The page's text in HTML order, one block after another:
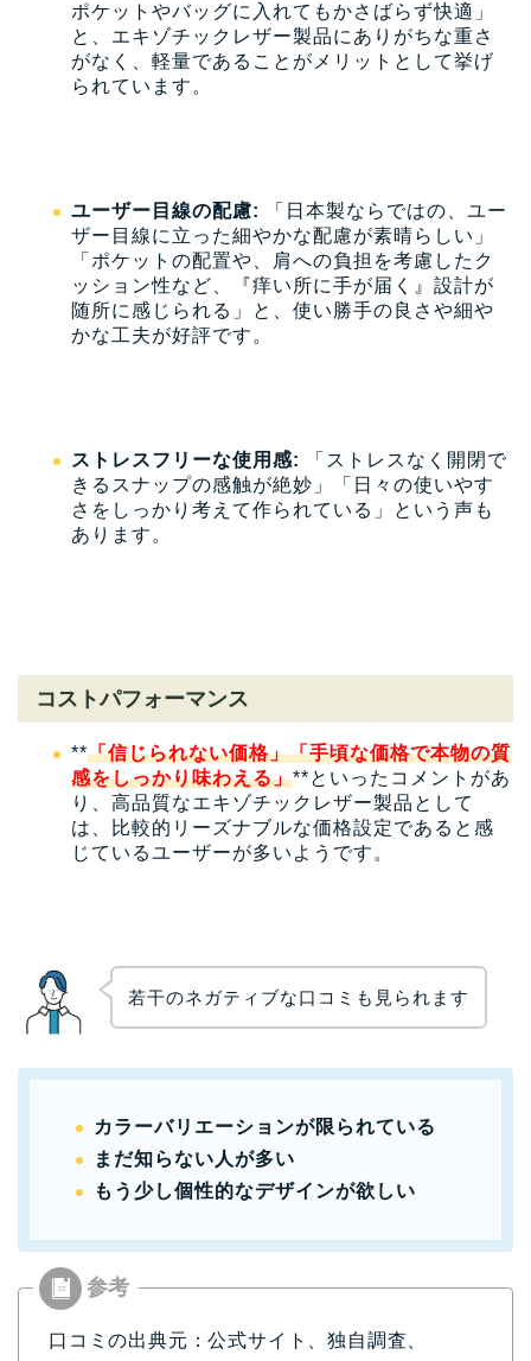
ポケットやバッグに入れてもかさばらず快適」
と、エキゾチックレザー製品にありがちな重さ
がなく、軽量であることがメリットとして挙げ
られています。
ユーザー目線の配慮:
「日本製ならではの、ユー
ザー目線に立った細やかな配慮が素晴らしい」
「ポケットの配置や、肩への負担を考慮したク
ッション性など、『痒い所に手が届く』設計が
随所に感じられる」と、使い勝手の良さや細や
かな工夫が好評です。
ストレスフリーな使用感:
「ストレスなく開閉で
きるスナップの感触が絶妙」「日々の使いやす
さをしっかり考えて作られている」という声も
あります。
コストパフォーマンス
**「信じられない価格」「手頃な価格で本物の質
感をしっかり味わえる」**といったコメントがあ
り、高品質なエキゾチックレザー製品として
は、比較的リーズナブルな価格設定であると感
じているユーザーが多いようです。
若干のネガティブな口コミも見られます
カラーバリエーションが限られている
まだ知らない人が多い
もう少し個性的なデザインが欲しい
口コミの出典元：公式サイト、独自調査、